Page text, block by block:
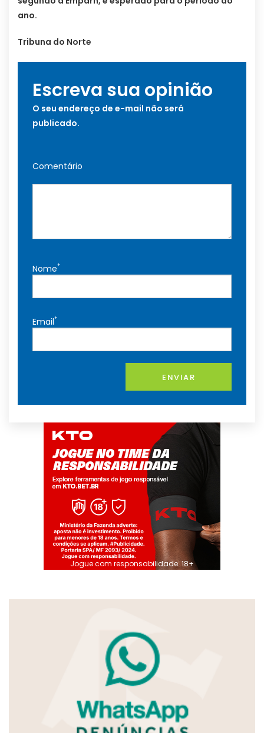
ano.
Tribuna do Norte
Escreva sua opinião
O seu endereço de e-mail não será
publicado.
Comentário
Nome*
Email*
ENVIAR
Jogue com responsabilidade. 18+